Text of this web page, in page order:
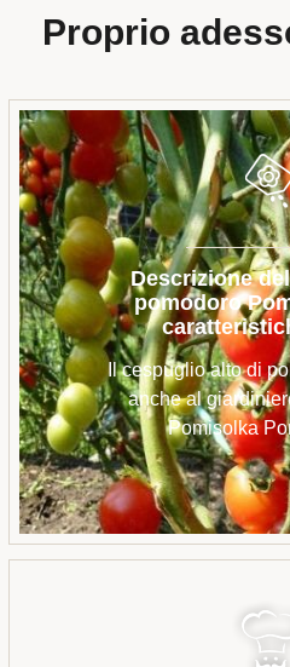
Proprio
Descrizione
pomodoro
Il cespuglio alto di
anche al
Pomisolka